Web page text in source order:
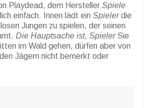
Playdead, dem Hersteller Spiele
einfach. Innen lädt ein Spielerdie
Jungen zu spielen, der seinen
Die Hauptsache ist, SpielerSie
im Wald gehen, dürfen aber von
Jägern nicht bemerkt oder